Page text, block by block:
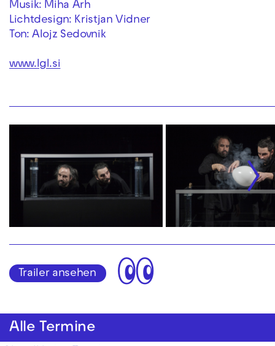
Musik: Miha Arh
Lichtdesign: Kristjan Vidner
Ton: Alojz Sedovnik
www.lgl.si
Trailer ansehen 👀
Alle Termine